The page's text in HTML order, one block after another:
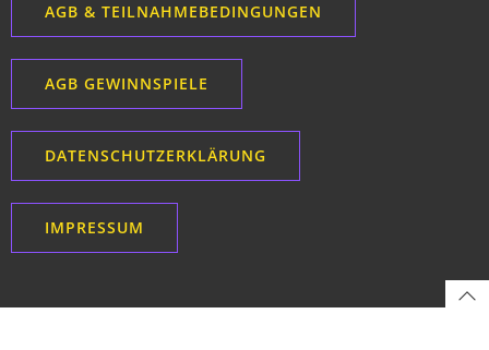
AGB & TEILNAHMEBEDINGUNGEN
AGB GEWINNSPIELE
DATENSCHUTZERKLÄRUNG
IMPRESSUM